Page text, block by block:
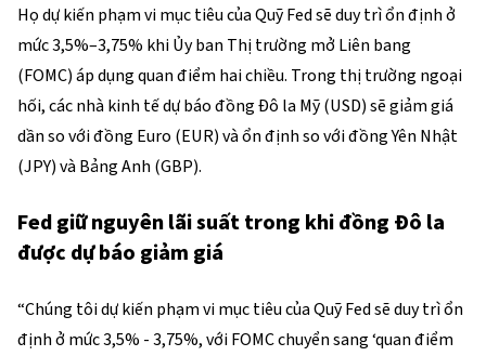
Họ dự kiến phạm vi mục tiêu của Quỹ Fed sẽ duy trì ổn định ở
mức 3,5%–3,75% khi Ủy ban Thị trường mở Liên bang
(FOMC) áp dụng quan điểm hai chiều. Trong thị trường ngoại
hối, các nhà kinh tế dự báo đồng Đô la Mỹ (USD) sẽ giảm giá
dần so với đồng Euro (EUR) và ổn định so với đồng Yên Nhật
(JPY) và Bảng Anh (GBP).
Fed giữ nguyên lãi suất trong khi đồng Đô la
được dự báo giảm giá
“Chúng tôi dự kiến phạm vi mục tiêu của Quỹ Fed sẽ duy trì ổn
định ở mức 3,5% - 3,75%, với FOMC chuyển sang ‘quan điểm